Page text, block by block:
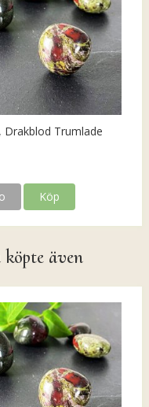
Drakblod Trumlade
Köp
även